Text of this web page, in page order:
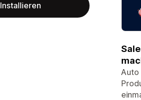
Installieren
Auto